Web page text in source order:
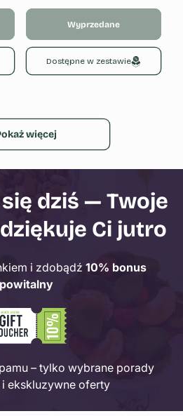
Wyprzedane
Dostępne w zestawie
więcej
dziś — Twoje
Ci jutro
i zdobądź 10% bonus
powitalny
– tylko wybrane porady
ekskluzywne oferty